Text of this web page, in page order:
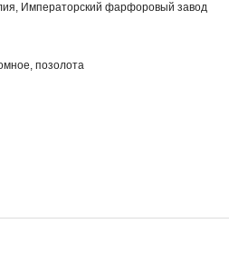
Императорский фарфоровый завод
позолота